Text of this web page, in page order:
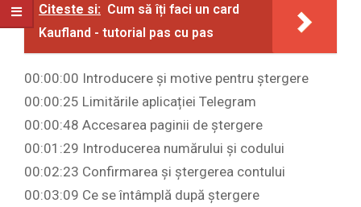
Citeste si: Cum să îți faci un card
Kaufland - tutorial pas cu pas
00:00:00 Introducere și motive pentru ștergere
00:00:25 Limitările aplicației Telegram
00:00:48 Accesarea paginii de ștergere
00:01:29 Introducerea numărului și codului
00:02:23 Confirmarea și ștergerea contului
00:03:09 Ce se întâmplă după ștergere